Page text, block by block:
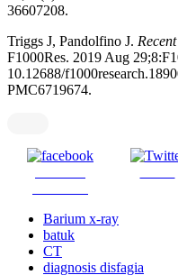
36607208.
Triggs J, Pandolfino J.
F1000Res. 2019 Aug
10.12688/
PMC6719674.
Barium x-ray
batuk
CT
diagnosis disfagia